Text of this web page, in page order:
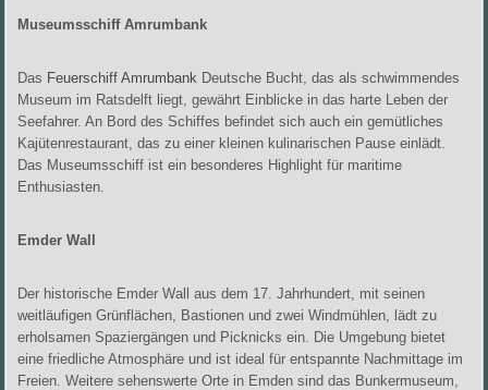
Museumsschiff Amrumbank
Das Feuerschiff Amrumbank Deutsche Bucht, das als schwimmendes
Museum im Ratsdelft liegt, gewährt Einblicke in das harte Leben der
Seefahrer. An Bord des Schiffes befindet sich auch ein gemütliches
Kajütenrestaurant, das zu einer kleinen kulinarischen Pause einlädt.
Das Museumsschiff ist ein besonderes Highlight für maritime
Enthusiasten.
Emder Wall
Der historische Emder Wall aus dem 17. Jahrhundert, mit seinen
weitläufigen Grünflächen, Bastionen und zwei Windmühlen, lädt zu
erholsamen Spaziergängen und Picknicks ein. Die Umgebung bietet
eine friedliche Atmosphäre und ist ideal für entspannte Nachmittage im
Freien. Weitere sehenswerte Orte in Emden sind das Bunkermuseum,